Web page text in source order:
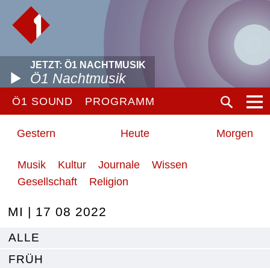
JETZT: Ö1 NACHTMUSIK
Ö1 Nachtmusik
Ö1 SOUND PROGRAMM
Gestern Heute Morgen
Musik Kultur Journale
Wissen
Gesellschaft
Religion
MI | 17 08 2022
ALLE
FRÜH